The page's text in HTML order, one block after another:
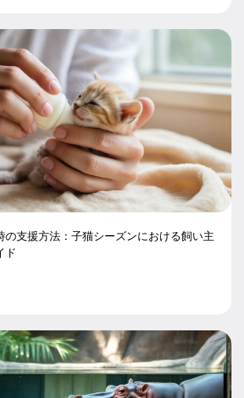
の支援方法：子猫シーズンにおける飼い主
ド